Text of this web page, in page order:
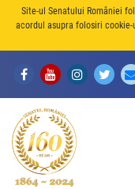
Site-ul Senatului României
acordul asupra folosiri